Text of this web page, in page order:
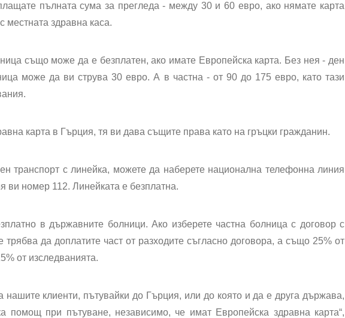
пълната сума за прегледа - между 30 и 60 евро, ако нямате карта
местната здравна каса.
също може да е безплатен, ако имате Европейска карта. Без нея - ден
може да ви струва 30 евро. А в частна - от 90 до 175 евро, като тази
карта в Гърция, тя ви дава същите права като на гръцки гражданин.
транспорт с линейка, можете да наберете национална телефонна линия
ви номер 112. Линейката е безплатна.
в държавните болници. Ако изберете частна болница с договор с
трябва да доплатите част от разходите съгласно договора, а също 25% от
от изследванията.
нашите клиенти, пътувайки до Гърция, или до която и да е друга държава,
помощ при пътуване, независимо, че имат Европейска здравна карта“,